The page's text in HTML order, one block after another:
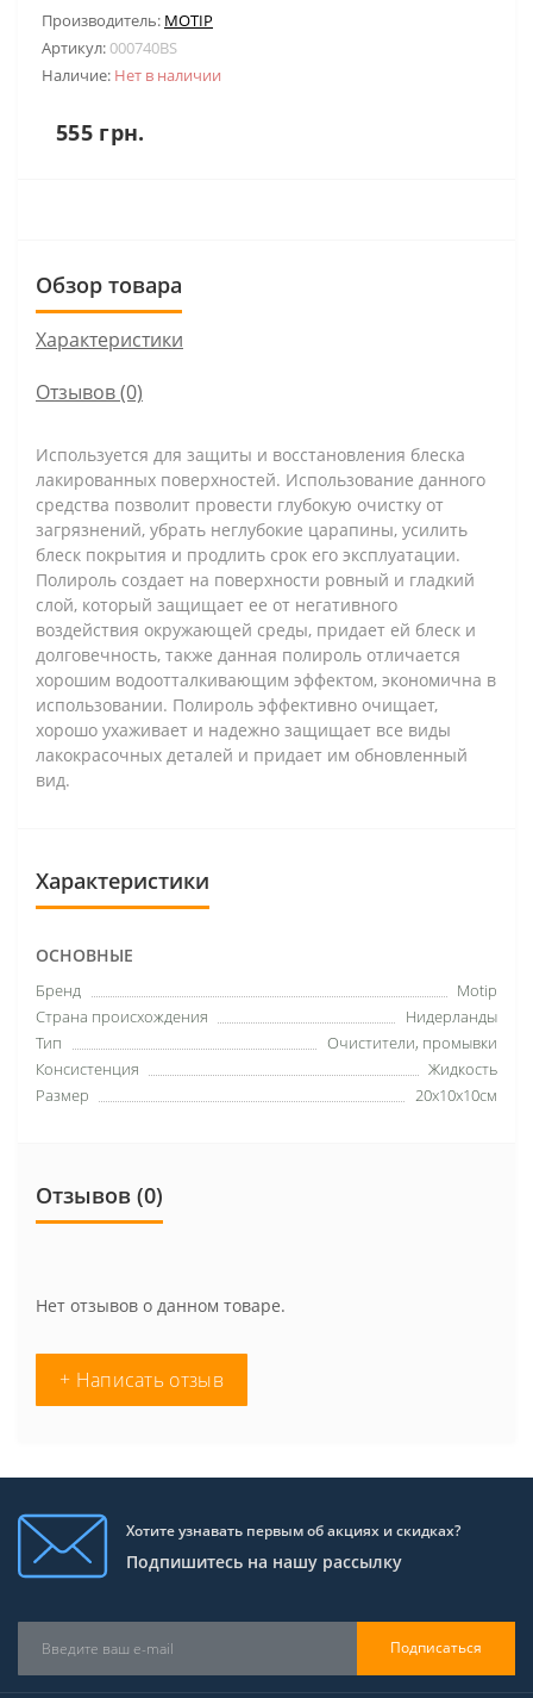
Производитель: MOTIP
Артикул:000740BS
Наличие: Нет в наличии
555 грн.
Обзор товара
Характеристики
Отзывов (0)
Используется для защиты и восстановления блеска
лакированных поверхностей. Использование данного
средства позволит провести глубокую очистку от
загрязнений, убрать неглубокие царапины, усилить
блеск покрытия и продлить срок его эксплуатации.
Полироль создает на поверхности ровный и гладкий
слой, который защищает ее от негативного
воздействия окружающей среды, придает ей блеск и
долговечность, также данная полироль отличается
хорошим водоотталкивающим эффектом, экономична в
использовании. Полироль эффективно очищает,
хорошо ухаживает и надежно защищает все виды
лакокрасочных деталей и придает им обновленный
вид.
Характеристики
ОСНОВНЫЕ
Бренд
Motip
Страна происхождения
Нидерланды
Тип
Очистители, промывки
Консистенция
Жидкость
Размер
20х10х10см
Отзывов (0)
Нет отзывов о данном товаре.
+ Написать отзыв
Хотите узнавать первым об акциях и скидках?
Подпишитесь на нашу рассылку
Подписаться